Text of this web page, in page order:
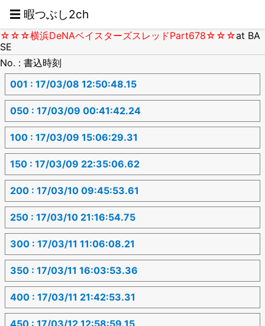
☰ 暇つぶし2ch
☆☆☆横浜DeNAベイスターズスレッドPart678☆☆☆at BA
SE
No. : 書込時刻
001 : 17/03/08 12:50:48.15
050 : 17/03/09 00:41:42.24
100 : 17/03/09 15:06:29.31
150 : 17/03/09 22:35:06.62
200 : 17/03/10 09:45:53.61
250 : 17/03/10 21:16:54.75
300 : 17/03/11 11:06:08.21
350 : 17/03/11 16:03:53.36
400 : 17/03/11 21:42:53.31
450 : 17/03/12 12:58:59.15